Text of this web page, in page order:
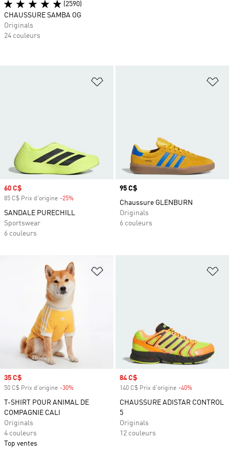
Ajouter à la Liste de produits
Prix soldé
60 C$
85 C$ Prix d'origine -25%
SANDALE PURECHILL
Sportswear
6 couleurs
Prix
95 C$
Chaussure GLENBURN
Originals
6 couleurs
Ajouter à la Liste de produits
Prix soldé
35 C$
50 C$ Prix d'origine -30%
T-SHIRT POUR ANIMAL DE
COMPAGNIE CALI
Originals
4 couleurs
Top ventes
Prix soldé
84 C$
140 C$ Prix d'origine -40%
CHAUSSURE ADISTAR CONTROL
5
Originals
12 couleurs
(2590)
CHAUSSURE SAMBA OG
Originals
24 couleurs